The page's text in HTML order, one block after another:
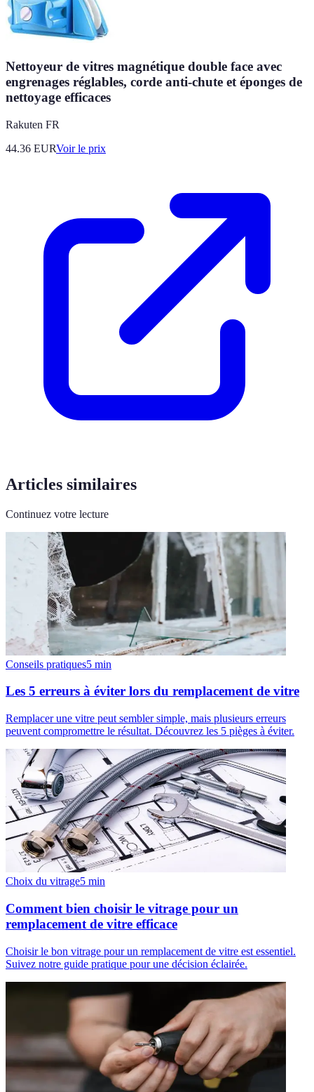
Nettoyeur de vitres magnétique double face avec
engrenages réglables, corde anti-chute et éponges de
nettoyage efficaces
Rakuten FR
44.36 EURVoir le prix
Articles similaires
Continuez votre lecture
Conseils pratiques5 min
Les 5 erreurs à éviter lors du remplacement de vitre
Remplacer une vitre peut sembler simple, mais plusieurs erreurs
peuvent compromettre le résultat. Découvrez les 5 pièges à éviter.
Choix du vitrage5 min
Comment bien choisir le vitrage pour un
remplacement de vitre efficace
Choisir le bon vitrage pour un remplacement de vitre est essentiel.
Suivez notre guide pratique pour une décision éclairée.